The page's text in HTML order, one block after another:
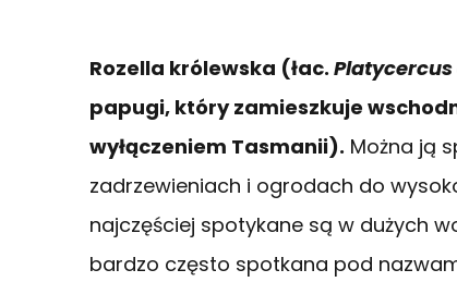
Rozella królewska (łac.
papugi, który zamieszkuje
wyłączeniem Tasmanii). Można ją
zadrzewieniach i ogrodach do
najczęściej spotykane są w dużych
bardzo często spotkana pod